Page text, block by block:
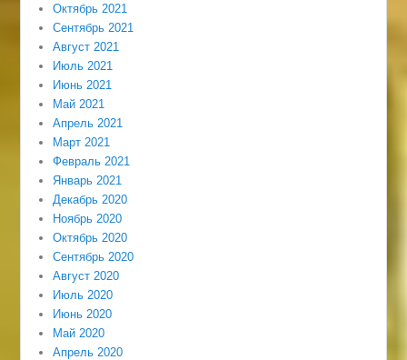
Октябрь 2021
Сентябрь 2021
Август 2021
Июль 2021
Июнь 2021
Май 2021
Апрель 2021
Март 2021
Февраль 2021
Январь 2021
Декабрь 2020
Ноябрь 2020
Октябрь 2020
Сентябрь 2020
Август 2020
Июль 2020
Июнь 2020
Май 2020
Апрель 2020